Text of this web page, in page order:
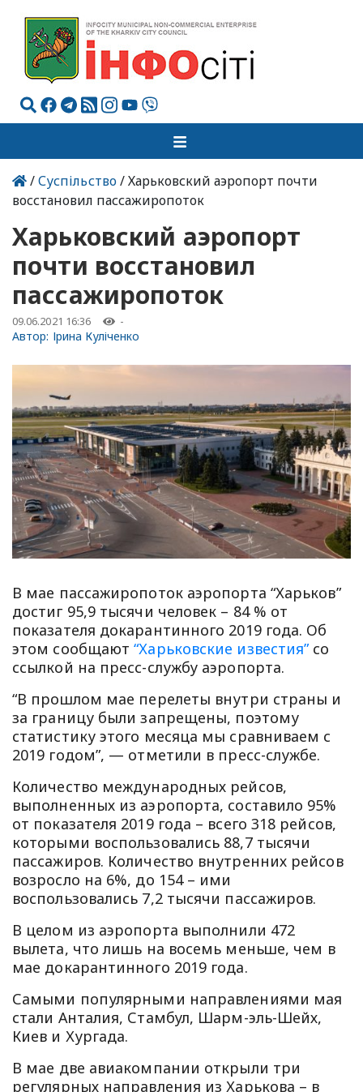
/Суспільство/ Харьковский аэропорт почти
восстановил пассажиропоток
Харьковский аэропорт
почти восстановил
пассажиропоток
09.06.2021 16:36 -
Автор: Ірина Куліченко
В мае пассажиропоток аэропорта “Харьков”
достиг 95,9 тысячи человек – 84 % от
показателя докарантинного 2019 года. Об
этом сообщают“Харьковские известия”со
ссылкой на пресс-службу аэропорта.
“В прошлом мае перелеты внутри страны и
за границу были запрещены, поэтому
статистику этого месяца мы сравниваем с
2019 годом”, — отметили в пресс-службе.
Количество международных рейсов,
выполненных из аэропорта, составило 95%
от показателя 2019 года – всего 318 рейсов,
которыми воспользовались 88,7 тысячи
пассажиров. Количество внутренних рейсов
возросло на 6%, до 154 – ими
воспользовались 7,2 тысячи пассажиров.
В целом из аэропорта выполнили 472
вылета, что лишь на восемь меньше, чем в
мае докарантинного 2019 года.
Самыми популярными направлениями мая
стали Анталия, Стамбул, Шарм-эль-Шейх,
Киев и Хургада.
В мае две авиакомпании открыли три
регулярных направления из Харькова – в